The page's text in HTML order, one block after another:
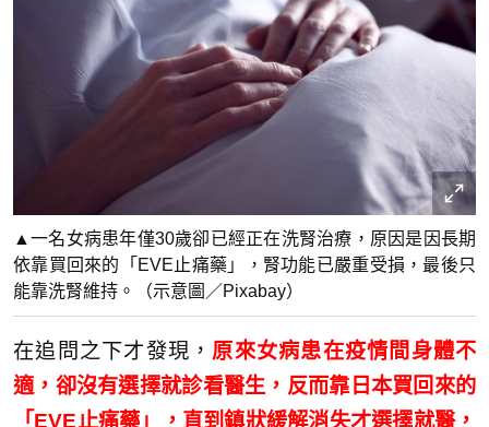
▲一名女病患年僅30歲卻已經正在洗腎治療，原因是因長期
依靠買回來的「EVE止痛藥」，腎功能已嚴重受損，最後只
能靠洗腎維持。（示意圖／Pixabay）
在追問之下才發現， 原來女病患在疫情間身體不
適，卻沒有選擇就診看醫生，反而靠日本買回來的
「EVE止痛藥」，直到鎮狀緩解消失才選擇就醫，